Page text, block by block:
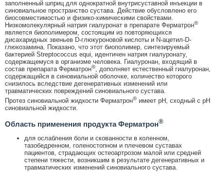
заполненный шприц для однократной внутрисуставной инъекции в
синовиальное пространство сустава. Действие обусловлено его
биосовместимостью и физико-химическими свойствами.
Низкомолекулярный натрия гиалуронат в препарате Ферматрон®
является биополимером, состоящим из повторяющихся
дисахаридных звеньев D-глюкуроновой кислоты и N-ацетил-D-
глюкозамина. Показано, что этот биополимер, синтезируемый
бактерией Streptococcus equi, идентичен натрия гиалуронату,
содержащемуся в организме человека. Гиалуронан, входящий в
состав препарата Ферматрон®, дополняет естественный гиалуронан,
содержащийся в синовиальной оболочке, количество которого
снизилось вследствие дегенеративных изменений или
травматических повреждений синовиального сустава.
Протез синовиальной жидкости Ферматрон® имеет рН, сходный с рН
синовиальной жидкости.
Область применения продукта Ферматрон®
для ослабления боли и скованности в коленном,
тазобедренном, голеностопном и плечевом суставах
пациентов, страдающих остеоартрозом малой или средней
степени тяжести, возникшим в результате дегенеративных и
травматических изменений синовиального сустава.